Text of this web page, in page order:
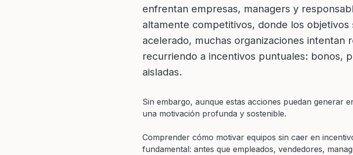
enfrentan empresas, managers y
altamente competitivos, donde los
acelerado, muchas organizaciones intentan
recurriendo a incentivos puntuales: bonos,
aisladas.
Sin embargo, aunque estas acciones puedan generar
una motivación profunda y sostenible.
Comprender cómo motivar equipos sin caer en
fundamental: antes que empleados, vendedores,